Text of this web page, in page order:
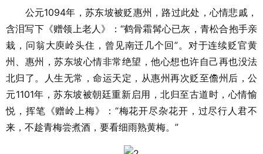
公元1094年，苏东坡被贬惠州，路过此处，心情悲戚，
含泪写下《赠领上老人》：“鹤骨霜髯心已灰，青松合抱手亲
栽，问翁大庾岭头住，曾见南迁几个回”。对于连续贬官黄
州、惠州，苏东坡心情非常绝望，他心想也许自己再也没法
北归了。人生无常，命运天定，从惠州再次贬至儋州后，公
元1101年，苏东坡被朝廷重新启用，北归至古道时，心情愉
悦，挥笔《赠岭上梅》：“梅花开尽杂花开，过尽行人君不
来，不趁青梅尝煮酒，要看细雨熟黄梅。”